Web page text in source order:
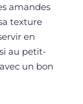
amandes
texture
en
au petit-
un bon